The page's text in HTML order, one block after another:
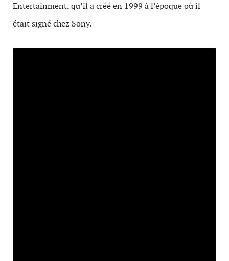
Entertainment, qu’il a créé en 1999 à l’époque où il
était signé chez Sony.